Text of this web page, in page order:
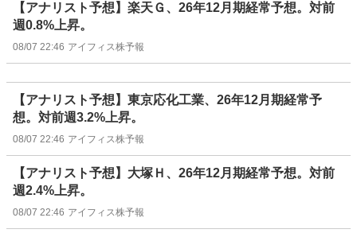
【アナリスト予想】楽天Ｇ、26年12月期経常予想。対前
週0.8%上昇。
08/07 22:46 アイフィス株予報
【アナリスト予想】東京応化工業、26年12月期経常予
想。対前週3.2%上昇。
08/07 22:46 アイフィス株予報
【アナリスト予想】大塚Ｈ、26年12月期経常予想。対前
週2.4%上昇。
08/07 22:46 アイフィス株予報